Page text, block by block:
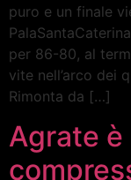
puro e un finale
per 86-80, al
vite nell’arco dei
Rimonta da […]
Agrate è